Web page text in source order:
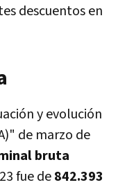
descuentos en
y evolución
de marzo de
bruta
fue de842.393